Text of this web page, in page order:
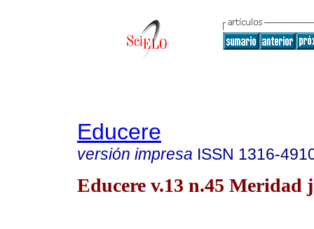
Educere
versión impresa ISSN 1316-
Educere v.13 n.45 Meridad